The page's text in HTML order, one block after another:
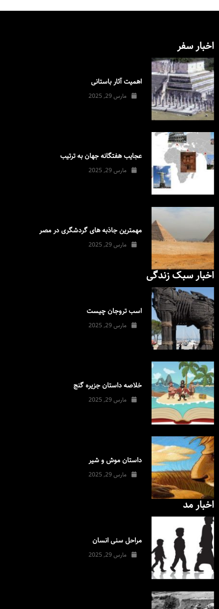
اخبار سفر
اهمیت آثار باستانی
مارس 29, 2025
عجایب هفتگانه جهان به ترتیب
مارس 29, 2025
مهمترین جاذبه های گردشگری در مصر
مارس 29, 2025
اخبار سبک زندگی
اسب تروجان چیست
مارس 29, 2025
خلاصه داستان جزیره گنج
مارس 29, 2025
داستان موش و شیر
مارس 29, 2025
اخبار مد
مراحل سنی انسان
مارس 29, 2025